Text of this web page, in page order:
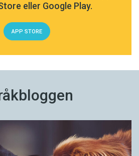
eller Google Play.
APP STORE